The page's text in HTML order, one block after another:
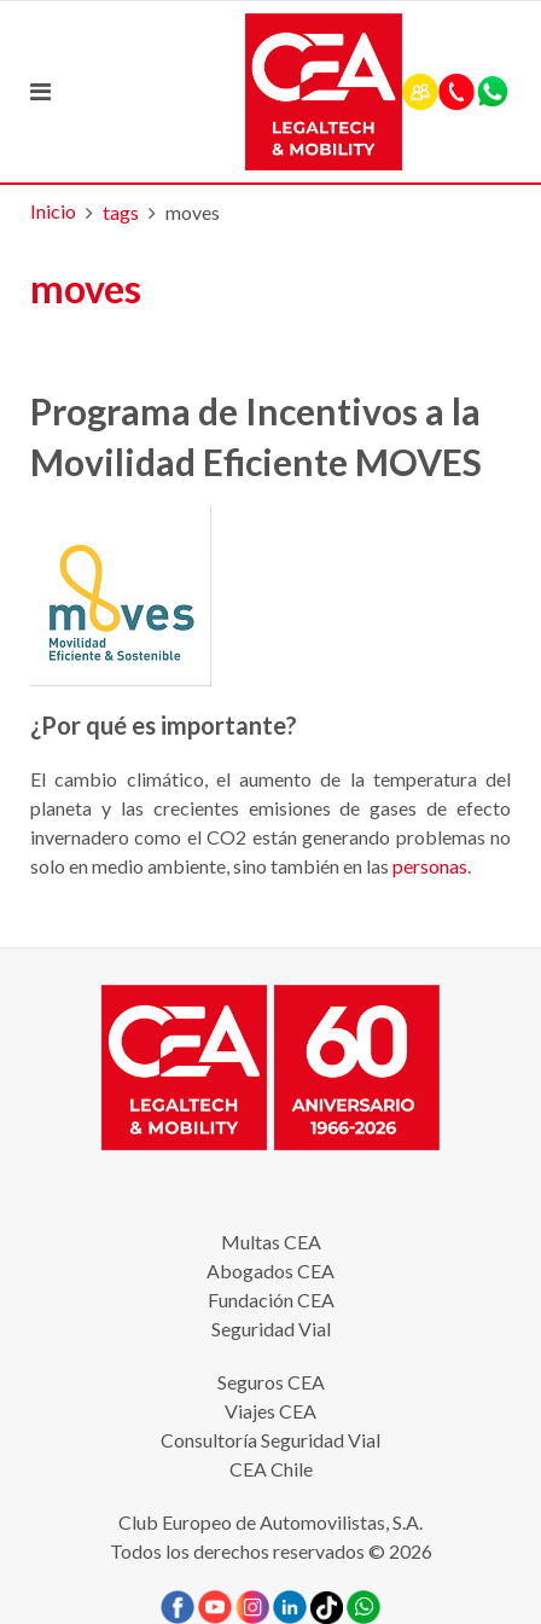
Inicio tags moves
moves
Programa de Incentivos a la
Movilidad Eficiente MOVES
¿Por qué es importante?
El cambio climático, el aumento de la temperatura del
planeta y las crecientes emisiones de gases de efecto
invernadero como el CO2 están generando problemas no
solo en medio ambiente, sino también en las personas.
Multas CEA
Abogados CEA
Fundación CEA
Seguridad Vial
Seguros CEA
Viajes CEA
Consultoría Seguridad Vial
CEA Chile
Club Europeo de Automovilistas, S.A.
Todos los derechos reservados © 2026